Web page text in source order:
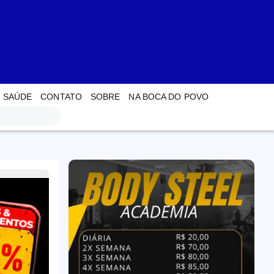
SAÚDE CONTATO SOBRE NA BOCA DO POVO